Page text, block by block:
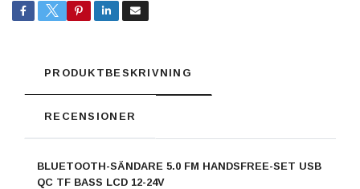
PRODUKTBESKRIVNING
RECENSIONER
BLUETOOTH-SÄNDARE 5.0 FM HANDSFREE-SET USB
QC TF BASS LCD 12-24V